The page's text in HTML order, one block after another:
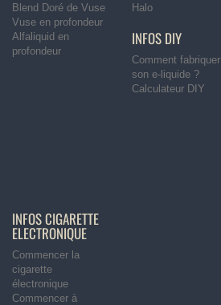
Blend Doré de Vuse
Vuse en profondeur
Alfaliquid en
profondeur
Halo
INFOS DIY
Comment fabriquer
son e-liquide ?
Calculateur DIY
INFOS CIGARETTE
ELECTRONIQUE
Commencer la
cigarette
électronique
Commencer à